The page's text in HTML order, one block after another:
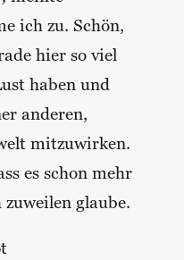
ich zu. Schön,
hier so viel
haben und
anderen,
mitzuwirken.
es schon mehr
glaube.